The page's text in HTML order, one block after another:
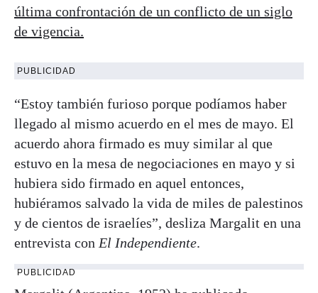
última confrontación de un conflicto de un siglo
de vigencia.
PUBLICIDAD
“Estoy también furioso porque podíamos haber
llegado al mismo acuerdo en el mes de mayo. El
acuerdo ahora firmado es muy similar al que
estuvo en la mesa de negociaciones en mayo y si
hubiera sido firmado en aquel entonces,
hubiéramos salvado la vida de miles de palestinos
y de cientos de israelíes”, desliza Margalit en una
entrevista con El Independiente.
PUBLICIDAD